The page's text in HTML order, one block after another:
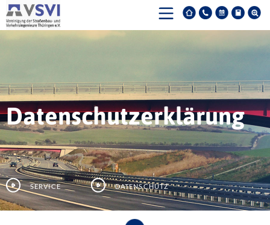
Datenschutzerklärung
Service Datenschutz